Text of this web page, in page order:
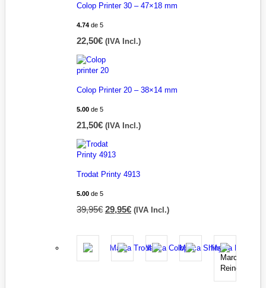
Colop Printer 30 – 47×18 mm
4.74 de 5
22,50€ (IVA Incl.)
Colop Printer 20 – 38×14 mm
5.00 de 5
21,50€ (IVA Incl.)
Trodat Printy 4913
5.00 de 5
39,95€ 29,95€ (IVA Incl.)